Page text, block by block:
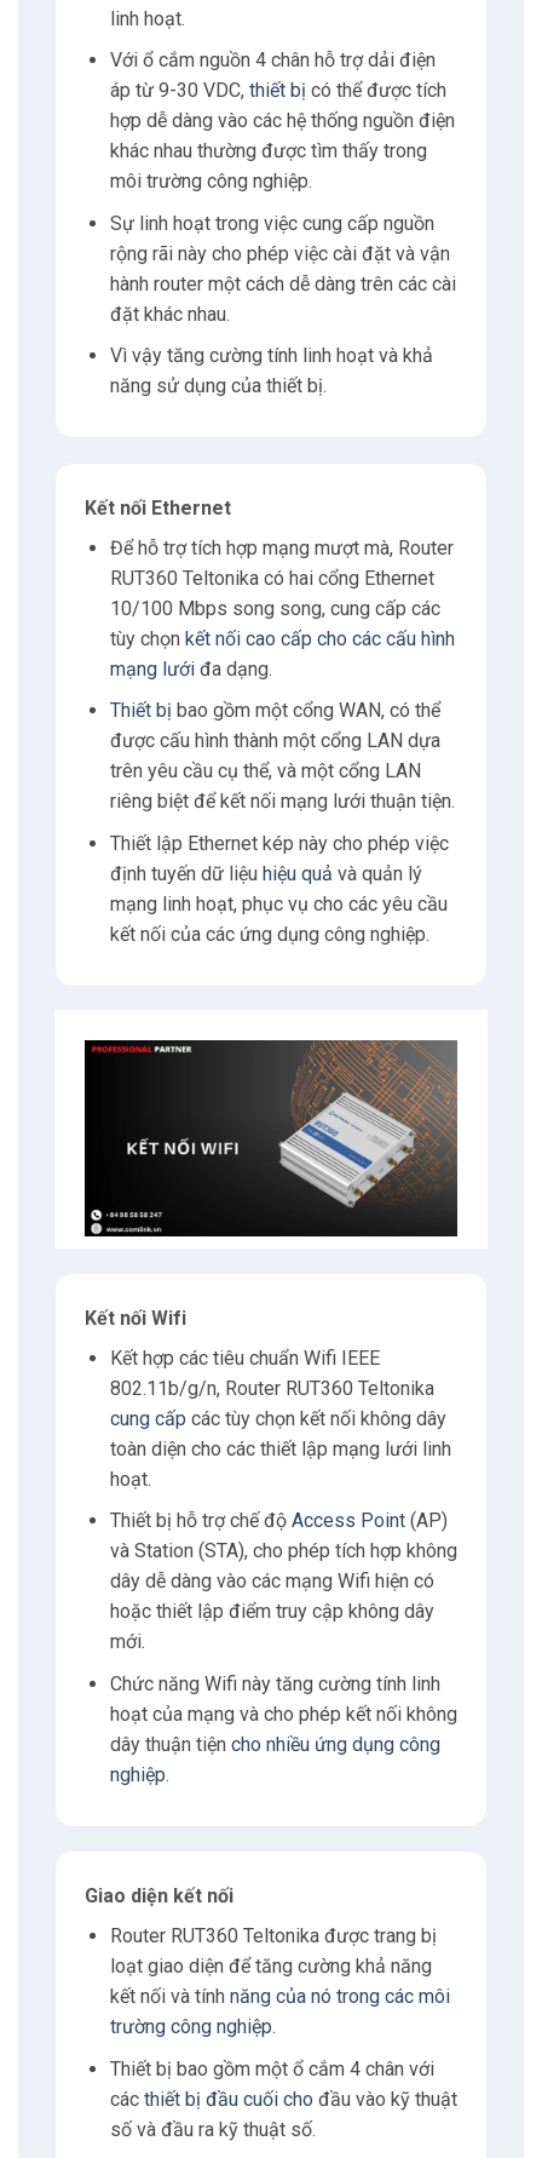
linh hoạt.
Với ổ cắm nguồn 4 chân hỗ trợ dải điện
áp từ 9-30 VDC, thiết bị có thể được tích
hợp dễ dàng vào các hệ thống nguồn điện
khác nhau thường được tìm thấy trong
môi trường công nghiệp.
Sự linh hoạt trong việc cung cấp nguồn
rộng rãi này cho phép việc cài đặt và vận
hành router một cách dễ dàng trên các cài
đặt khác nhau.
Vì vậy tăng cường tính linh hoạt và khả
năng sử dụng của thiết bị.
Kết nối Ethernet
Để hỗ trợ tích hợp mạng mượt mà, Router
RUT360 Teltonika có hai cổng Ethernet
10/100 Mbps song song, cung cấp các
tùy chọn kết nối cao cấp cho các cấu hình
mạng lướiđa dạng.
Thiết bị bao gồm một cổng WAN, có thể
được cấu hình thành một cổng LAN dựa
trên yêu cầu cụ thể, và một cổng LAN
riêng biệt để kết nối mạng lưới thuận tiện.
Thiết lập Ethernet kép này cho phép việc
định tuyến dữ liệu hiệu quả và quản lý
mạng linh hoạt, phục vụ cho các yêu cầu
kết nối của các ứng dụng công nghiệp.
Kết nối Wifi
Kết hợp các tiêu chuẩn Wifi IEEE
802.11b/g/n, Router RUT360 Teltonika
cung cấp các tùy chọn kết nối không dây
toàn diện cho các thiết lập mạng lưới linh
hoạt.
Thiết bị hỗ trợ chế độ Access Point(AP)
và Station (STA), cho phép tích hợp không
dây dễ dàng vào các mạng Wifi hiện có
hoặc thiết lập điểm truy cập không dây
mới.
Chức năng Wifi này tăng cường tính linh
hoạt của mạng và cho phép kết nối không
dây thuận tiện cho nhiều ứng dụng công
nghiệp.
Giao diện kết nối
Router RUT360 Teltonika được trang bị
loạt giao diện để tăng cường khả năng
kết nối và tính năng của nó trong các môi
trường công nghiệp.
Thiết bị bao gồm một ổ cắm 4 chân với
các thiết bị đầu cuối cho đầu vào kỹ thuật
số và đầu ra kỹ thuật số.